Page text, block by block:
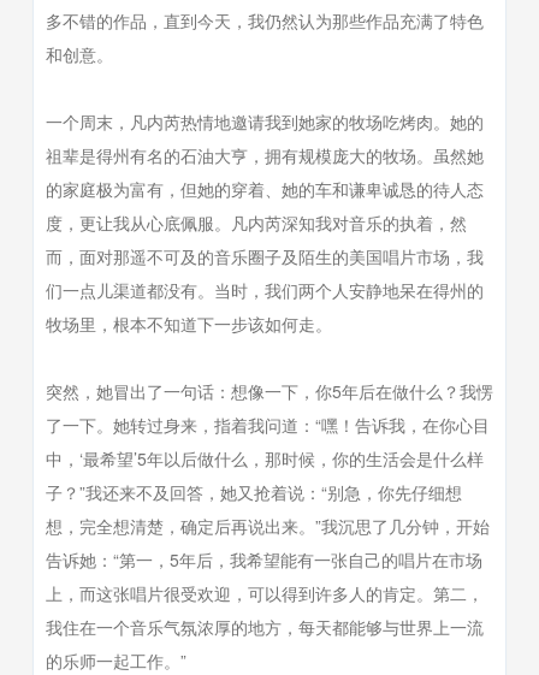
多不错的作品，直到今天，我仍然认为那些作品充满了特色
和创意。
一个周末，凡内芮热情地邀请我到她家的牧场吃烤肉。她的
祖辈是得州有名的石油大亨，拥有规模庞大的牧场。虽然她
的家庭极为富有，但她的穿着、她的车和谦卑诚恳的待人态
度，更让我从心底佩服。凡内芮深知我对音乐的执着，然
而，面对那遥不可及的音乐圈子及陌生的美国唱片市场，我
们一点儿渠道都没有。当时，我们两个人安静地呆在得州的
牧场里，根本不知道下一步该如何走。
突然，她冒出了一句话：想像一下，你5年后在做什么？我愣
了一下。她转过身来，指着我问道：“嘿！告诉我，在你心目
中，‘最希望’5年以后做什么，那时候，你的生活会是什么样
子？”我还来不及回答，她又抢着说：“别急，你先仔细想
想，完全想清楚，确定后再说出来。”我沉思了几分钟，开始
告诉她：“第一，5年后，我希望能有一张自己的唱片在市场
上，而这张唱片很受欢迎，可以得到许多人的肯定。第二，
我住在一个音乐气氛浓厚的地方，每天都能够与世界上一流
的乐师一起工作。”